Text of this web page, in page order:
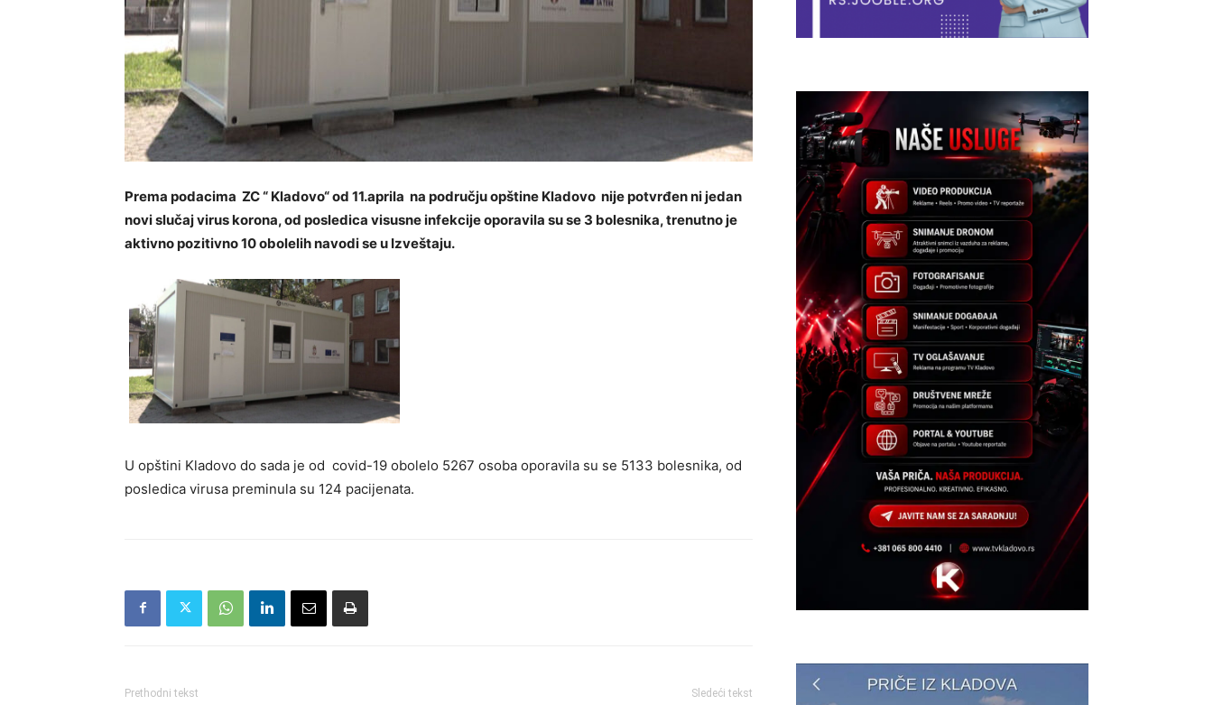
Prema podacima ZC “ Kladovo“ od 11.aprila na području opštine Kladovo nije potvrđen ni jedan
novi slučaj virus korona, od posledica visusne infekcije oporavila su se 3 bolesnika, trenutno je
aktivno pozitivno 10 obolelih navodi se u Izveštaju.
U opštini Kladovo do sada je od covid-19 obolelo 5267 osoba oporavila su se 5133 bolesnika, od
posledica virusa preminula su 124 pacijenata.
Prethodni tekst Sledeći tekst